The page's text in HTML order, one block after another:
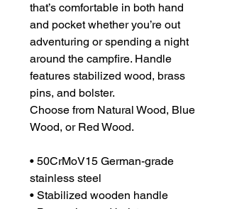
that’s comfortable in both hand
and pocket whether you’re out
adventuring or spending a night
around the campfire. Handle
features stabilized wood, brass
pins, and bolster.
Choose from Natural Wood, Blue
Wood, or Red Wood.
• 50CrMoV15 German-grade
stainless steel
• Stabilized wooden handle